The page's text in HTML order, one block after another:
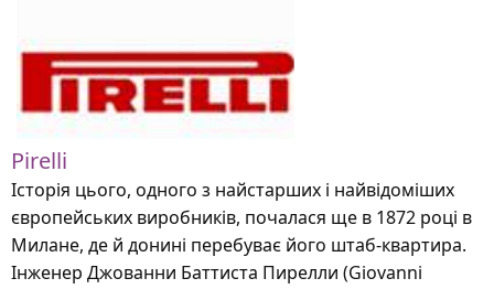
Pirelli
Історія цього, одного з найстарших і найвідоміших
європейських виробників, почалася ще в 1872 році в
Милане, де й донині перебуває його штаб-квартира.
Інженер Джованни Баттиста Пирелли (Giovanni